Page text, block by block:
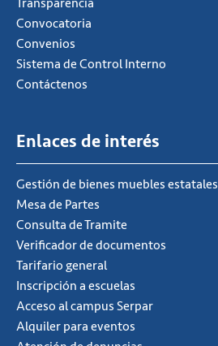
Convocatoria
Convenios
Sistema de Control Interno
Contáctenos
Enlaces de interés
Gestión de bienes muebles estatales
Mesa de Partes
Consulta de Tramite
Verificador de documentos
Tarifario general
Inscripción a escuelas
Acceso al campus Serpar
Alquiler para eventos